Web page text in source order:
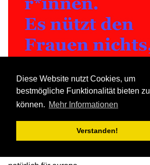
Diese Website nutzt Cookies, um
bestmögliche Funktionalität bieten zu
können. Mehr Informationen
Verstanden!
Schluss mit dem Gender-Wahn.
natürlich liberal - von Grund auf